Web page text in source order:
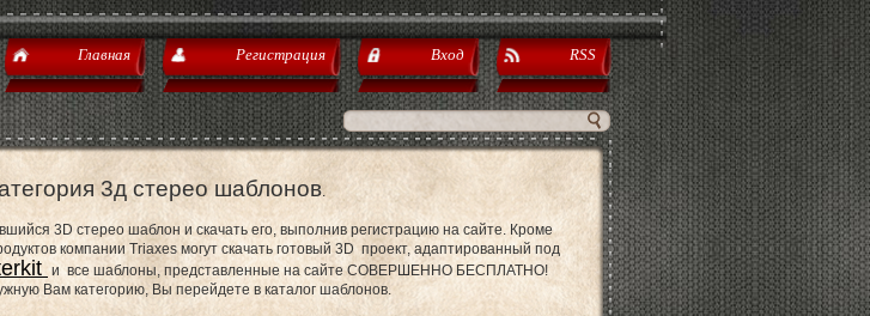
Главная Регистрация Вход RSS
3д стерео шаблонов.
3D стерео шаблон и cкачать его, выполнив регистрацию на сайте. Кроме
компании Triaxes могут скачать готовый 3D проект, адаптированный под
и все шаблоны, представленные на сайте СОВЕРШЕННО БЕСПЛАТНО!
Вам категорию, Вы перейдете в каталог шаблонов.